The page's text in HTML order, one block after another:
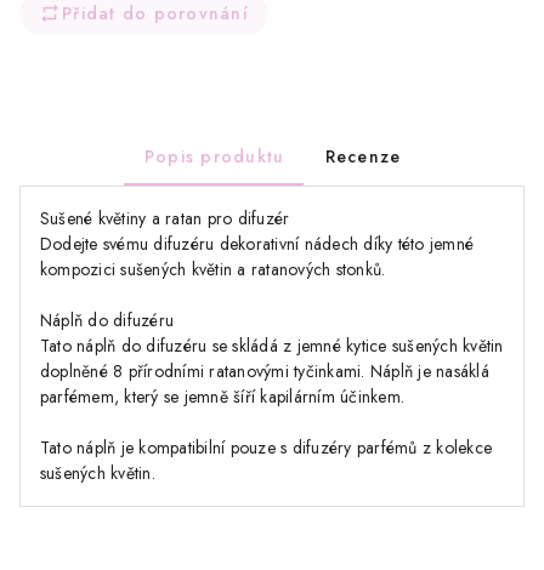
Přidat do porovnání
Popis produktu Recenze
Sušené květiny a ratan pro difuzér
Dodejte svému difuzéru dekorativní nádech díky této jemné
kompozici sušených květin a ratanových stonků.
Náplň do difuzéru
Tato náplň do difuzéru se skládá z jemné kytice sušených květin
doplněné 8 přírodními ratanovými tyčinkami. Náplň je nasáklá
parfémem, který se jemně šíří kapilárním účinkem.
Tato náplň je kompatibilní pouze s difuzéry parfémů z kolekce
sušených květin.